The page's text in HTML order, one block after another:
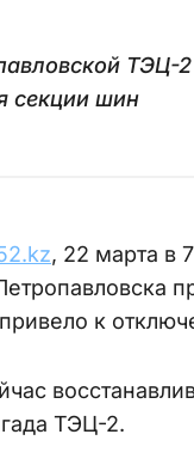
секции шин
, 22 марта в
к
ТЭЦ-2.